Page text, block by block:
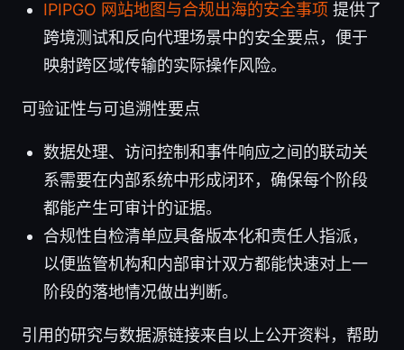
IPIPGO 网站地图与合规出海的安全事项 提供了
跨境测试和反向代理场景中的安全要点，便于
映射跨区域传输的实际操作风险。
可验证性与可追溯性要点
数据处理、访问控制和事件响应之间的联动关
系需要在内部系统中形成闭环，确保每个阶段
都能产生可审计的证据。
合规性自检清单应具备版本化和责任人指派，
以便监管机构和内部审计双方都能快速对上一
阶段的落地情况做出判断。
引用的研究与数据源链接来自以上公开资料，帮助